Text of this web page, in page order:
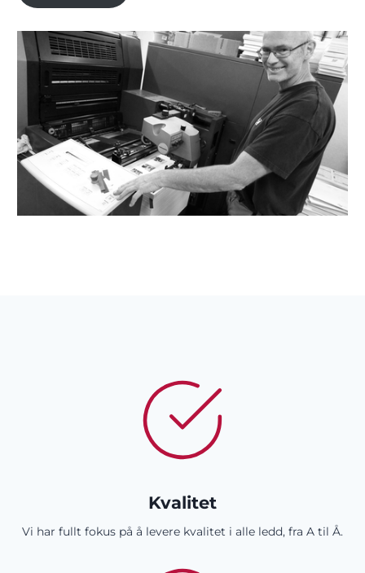
Kvalitet
Vi har fullt fokus på å levere kvalitet i alle ledd, fra A til Å.